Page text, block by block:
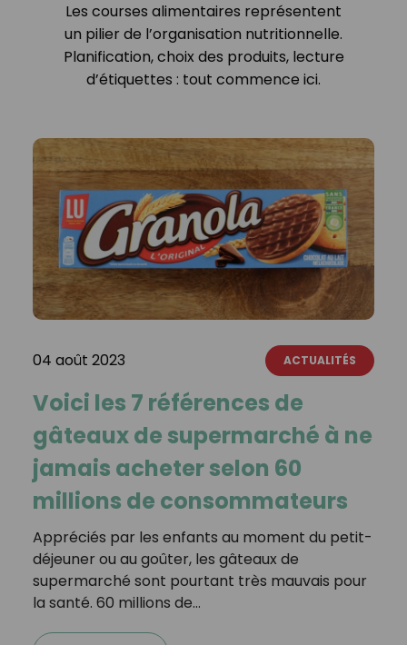
Les courses alimentaires représentent
un pilier de l’organisation nutritionnelle.
Planification, choix des produits, lecture
d’étiquettes : tout commence ici.
04 août 2023 ACTUALITÉS
Voici les 7 références de
gâteaux de supermarché à ne
jamais acheter selon 60
millions de consommateurs
Appréciés par les enfants au moment du petit-
déjeuner ou au goûter, les gâteaux de
supermarché sont pourtant très mauvais pour
la santé. 60 millions de…